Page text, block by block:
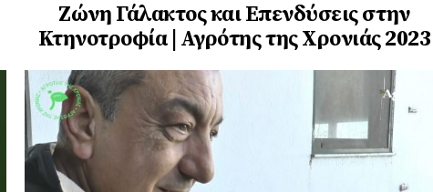
Ζώνη Γάλακτος και Επενδύσεις στην
Κτηνοτροφία | Αγρότης της Χρονιάς 2023